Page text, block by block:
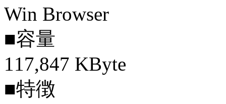
Win Browser
■容量
117,847 KByte
■特徴